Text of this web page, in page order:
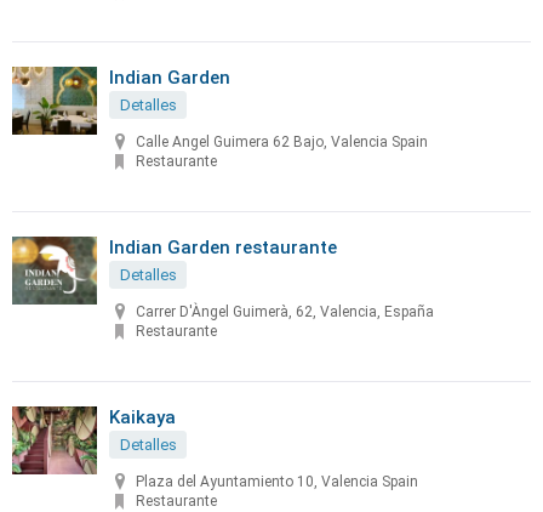
Indian Garden
Detalles
Calle Angel Guimera 62 Bajo, Valencia Spain
Restaurante
Indian Garden restaurante
Detalles
Carrer D'Àngel Guimerà, 62, Valencia, España
Restaurante
Kaikaya
Detalles
Plaza del Ayuntamiento 10, Valencia Spain
Restaurante